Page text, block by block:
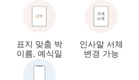
표지 맞춤 박
이름, 예식일
인사말 서체
변경 가능